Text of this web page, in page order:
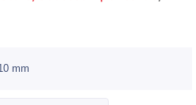
mm